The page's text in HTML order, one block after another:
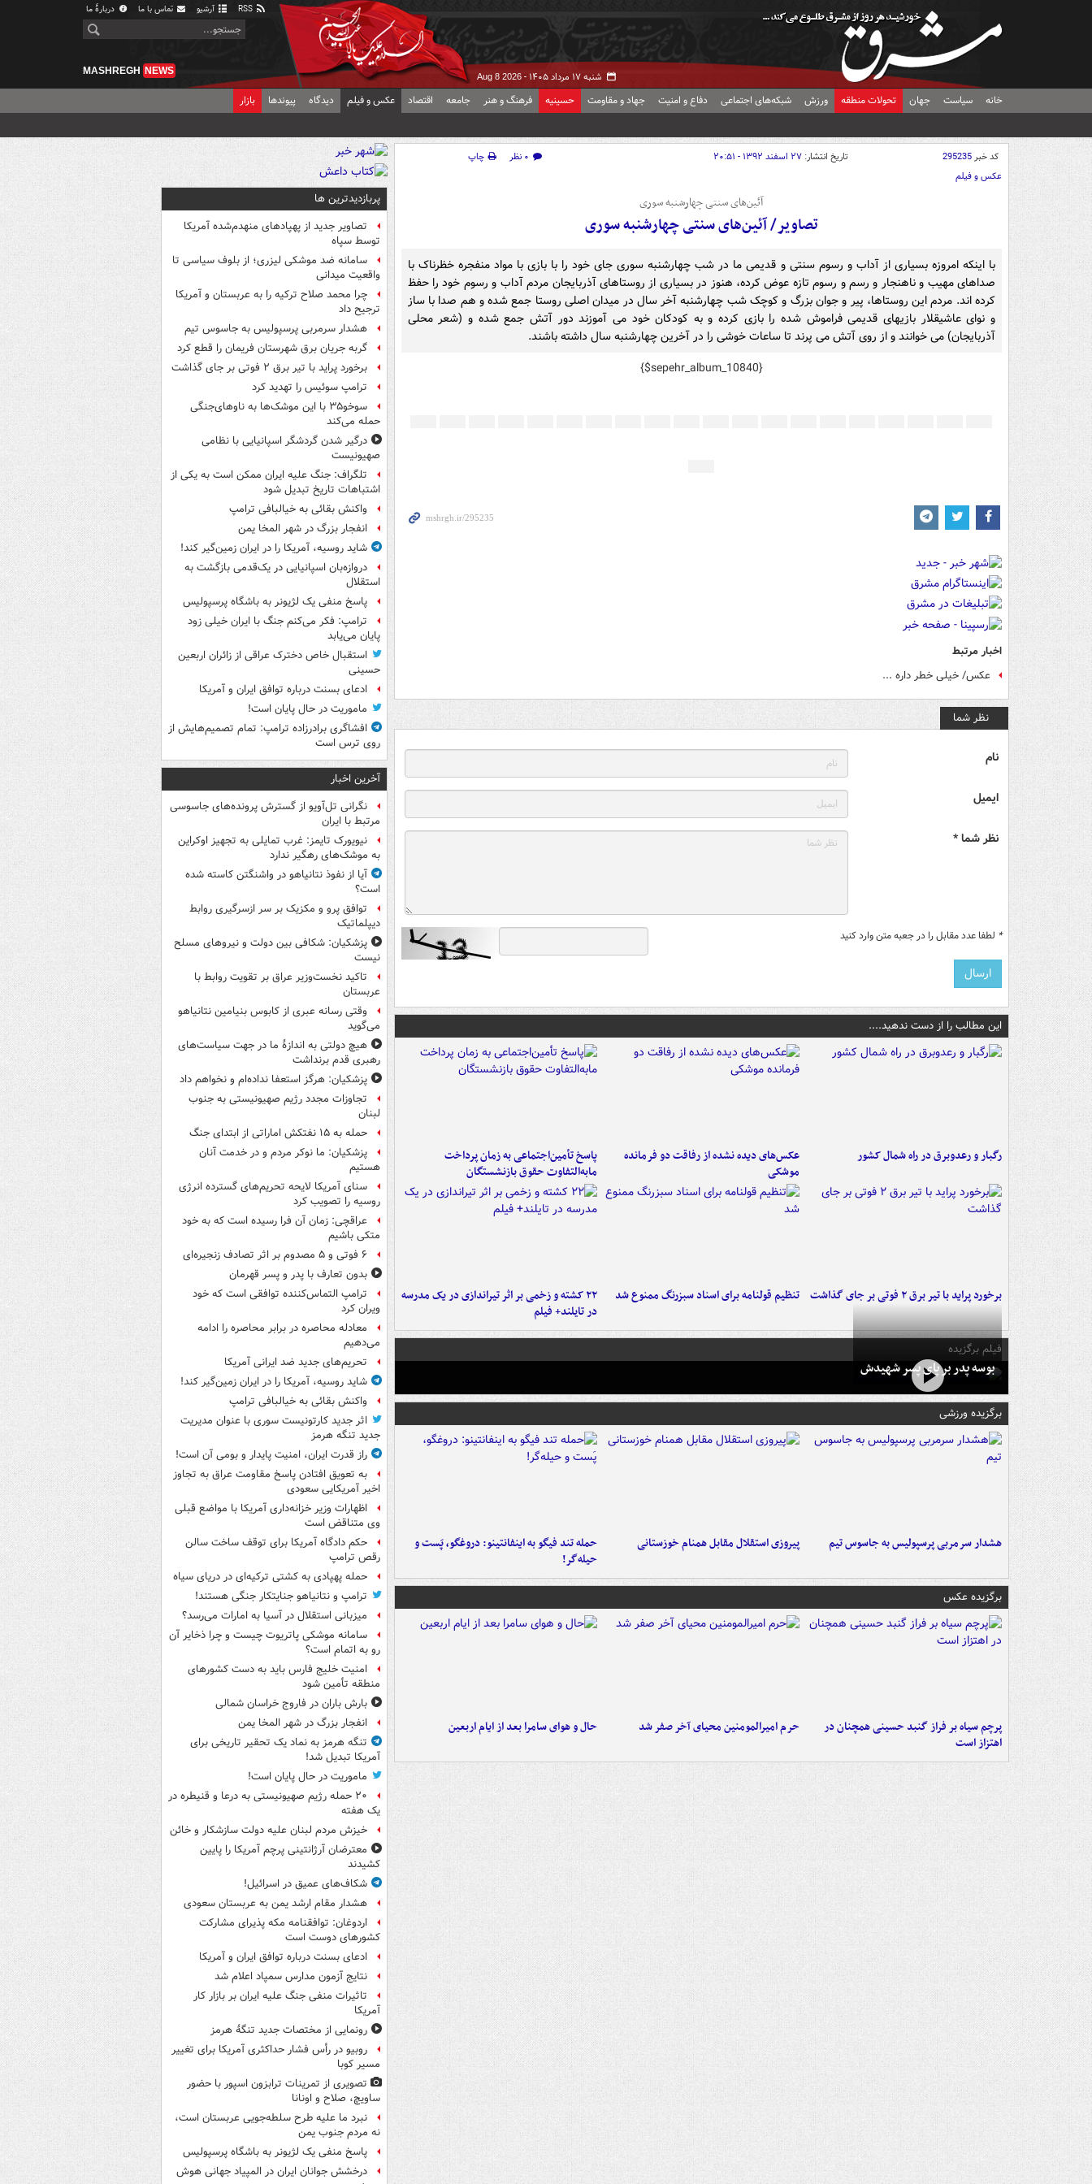
آرشیو تماس با ما دربارهٔ ما
شنبه ۱۷ مرداد ۱۴۰۵ - Aug 8 2026
MASHREGH NEWS
خانه سیاست جهان تحولات منطقه ورزش شبکه‌های اجتماعی دفاع و امنیت جهاد و مقاومت حسینیه فرهنگ و هنر جامعه اقتصاد عکس و فیلم دیدگاه پیوندها بازار
کد خبر295235 تاریخ انتشار: ۲۷ اسفند ۱۳۹۲ - ۲۰:۵۱ ۰ نظر
چاپ
عکس و فیلم
آئین‌های سنتی چهارشنبه سوری
تصاویر/ آئین‌های سنتی چهارشنبه سوری
با اینکه امروزه بسیاری از آداب و رسوم سنتی و قدیمی ما در شب چهارشنبه سوری جای خود را با بازی با مواد منفجره خظرناک با
صداهای مهیب و ناهنجار و رسم و رسوم تازه عوض کرده، هنوز در بسیاری از روستاهای آذربایجان مردم آداب و رسوم خود را حفظ
کرده اند. مردم این روستاها، پیر و جوان بزرگ و کوچک شب چهارشنبه آخر سال در میدان اصلی روستا جمع شده و هم صدا با ساز
و نوای عاشیقلار بازیهای قدیمی فراموش شده را بازی کرده و به کودکان خود می آموزند دور آتش جمع شده و (شعر محلی
آذربایجان) می خوانند و از روی آتش می پرند تا ساعات خوشی را در آخرین چهارشنبه سال داشته باشند.
{$sepehr_album_10840}
اخبار مرتبط
عکس/ خیلی خطر داره ...
نظر شما
نام
ایمیل
نظر شما *
* لطفا عدد مقابل را در جعبه متن وارد کنید
این مطالب را از دست ندهید....
رگبار و رعدوبرق در راه شمال کشور
عکس‌های دیده نشده از رفاقت دو فرمانده‌
موشکی
پاسخ تأمین‌اجتماعی به زمان پرداخت
مابه‌التفاوت حقوق بازنشستگان
برخورد پراید با تیر برق ۲ فوتی بر جای گذاشت تنظیم قولنامه برای اسناد سبزرنگ ممنوع شد
۲۲ کشته و زخمی بر اثر تیراندازی در یک مدرسه
در تایلند+ فیلم
فیلم برگزیده
بوسه‌ پدر بر پای پسر شهیدش
برگزیده ورزشی
هشدار سرمربی پرسپولیس به جاسوس تیم پیروزی استقلال مقابل همنام خوزستانی
حمله تند فیگو به اینفانتینو: دروغگو، پَست‌ و
حیله‌گر!
برگزیده عکس
پرچم سیاه بر فراز گنبد حسینی همچنان در
اهتزاز است
حرم امیرالمومنین محیای آخر صفر شد حال و هوای سامرا بعد از ایام اربعین
پربازدیدترین ها
تصاویر جدید از پهپادهای منهدم‌شده آمریکا
توسط سپاه
سامانه ضد موشکی لیزری؛ از بلوف سیاسی تا
واقعیت میدانی
چرا محمد صلاح ترکیه را به عربستان و آمریکا
ترجیح داد
هشدار سرمربی پرسپولیس به جاسوس تیم
گربه جریان برق شهرستان فریمان را قطع کرد
برخورد پراید با تیر برق ۲ فوتی بر جای گذاشت
ترامپ سوئیس را تهدید کرد
سوخو۳۵ با این موشک‌ها به ناوهای‌جنگی
حمله می‌کند
درگیر شدن گردشگر اسپانیایی با نظامی
صهیونیست
تلگراف: جنگ علیه ایران ممکن است به یکی از
اشتباهات تاریخ تبدیل شود
واکنش بقائی به خیالبافی ترامپ
انفجار بزرگ در شهر المخا یمن
شاید روسیه، آمریکا را در ایران زمین‌گیر کند!
دروازه‌بان اسپانیایی در یک‌قدمی بازگشت به
استقلال
پاسخ منفی یک لژیونر به باشگاه پرسپولیس
ترامپ: فکر می‌کنم جنگ با ایران خیلی زود
پایان می‌یابد
استقبال خاص دخترک عراقی از زائران اربعین
حسینی
ادعای بسنت درباره توافق ایران و آمریکا
ماموریت در حال پایان است!
افشاگری برادرزاده ترامپ: تمام تصمیم‌هایش از
روی ترس است
آخرین اخبار
نگرانی تل‌آویو از گسترش پرونده‌های جاسوسی
مرتبط با ایران
نیویورک تایمز: غرب تمایلی به تجهیز اوکراین
به موشک‌های رهگیر ندارد
آیا از نفوذ نتانیاهو در واشنگتن کاسته شده
است؟
توافق پرو و مکزیک بر سر ازسرگیری روابط
دیپلماتیک
پزشکیان: شکافی بین دولت و نیروهای مسلح
نیست
تاکید نخست‌وزیر عراق بر تقویت روابط با
عربستان
وقتی رسانه عبری از کابوس بنیامین نتانیاهو
می‌گوید
هیچ دولتی به اندازۀ ما در جهت سیاست‌های
رهبری قدم برنداشت
پزشکیان: هرگز استعفا نداده‌ام و نخواهم داد
تجاوزات مجدد رژیم صهیونیستی به جنوب
لبنان
حمله به ۱۵ نفتکش‌ اماراتی از ابتدای جنگ
پزشکیان: ما نوکر مردم و در خدمت آنان
هستیم
سنای آمریکا لایحه تحریم‌های گسترده انرژی
روسیه را تصویب کرد
عراقچی: زمان آن فرا رسیده است که به خود
متکی باشیم
۶ فوتی و ۵ مصدوم بر اثر تصادف زنجیره‌ای
بدون تعارف با پدر و پسر قهرمان
ترامپ التماس‌کننده توافقی است که خود
ویران کرد
معادله محاصره در برابر محاصره را ادامه
می‌دهیم
تحریم‌های جدید ضد ایرانی آمریکا
شاید روسیه، آمریکا را در ایران زمین‌گیر کند!
واکنش بقائی به خیالبافی ترامپ
اثر جدید کارتونیست سوری با عنوان مدیریت
جدید تنگه هرمز
راز قدرت ایران، امنیت پایدار و بومی آن است!
به تعویق افتادن پاسخ مقاومت عراق به تجاوز
اخیر آمریکایی سعودی
اظهارات وزیر خزانه‌داری آمریکا با مواضع قبلی
وی متناقض است
حکم دادگاه آمریکا برای توقف ساخت سالن
رقص ترامپ
حمله پهپادی به کشتی ترکیه‌ای در دریای سیاه
ترامپ و نتانیاهو جنایتکار جنگی هستند!
میزبانی استقلال در آسیا به امارات می‌رسد؟
سامانه موشکی پاتریوت چیست و چرا ذخایر آن
رو به اتمام است؟
امنیت خلیج فارس باید به دست کشورهای
منطقه تأمین شود
بارش باران در فاروج خراسان شمالی
انفجار بزرگ در شهر المخا یمن
تنگه هرمز به نماد یک تحقیر تاریخی برای
آمریکا تبدیل شد!
ماموریت در حال پایان است!
۲۰ حمله رژیم صهیونیستی به درعا و قنیطره در
یک هفته
خیزش مردم لبنان علیه دولت سازشکار و خائن
معترضان آرژانتینی پرچم آمریکا را پایین
کشیدند
شکاف‌های عمیق در اسرائیل!
هشدار مقام ارشد یمن به عربستان سعودی
اردوغان: توافقنامه مکه پذیرای مشارکت
کشورهای دوست است
ادعای بسنت درباره توافق ایران و آمریکا
نتایج آزمون مدارس سمپاد اعلام شد
تاثیرات منفی جنگ علیه ایران بر بازار کار
آمریکا
رونمایی از مختصات جدید تنگۀ هرمز
روبیو در رأس فشار حداکثری آمریکا برای تغییر
مسیر کوبا
تصویری از تمرینات ترابزون اسپور با حضور
ساویچ، صلاح و اونانا
نبرد ما علیه طرح سلطه‌جویی عربستان است،
نه مردم جنوب یمن
پاسخ منفی یک لژیونر به باشگاه پرسپولیس
درخشش جوانان ایران در المپیاد جهانی هوش